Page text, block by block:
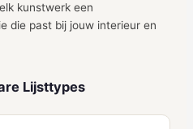
kunstwerk een
die past bij jouw interieur en
Lijsttypes